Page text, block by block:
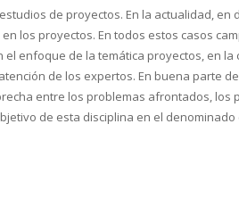
de proyectos. En la actualidad,
los proyectos. En todos estos casos
enfoque de la temática proyectos, en
de los expertos. En buena parte
entre los problemas afrontados,
de esta disciplina en el